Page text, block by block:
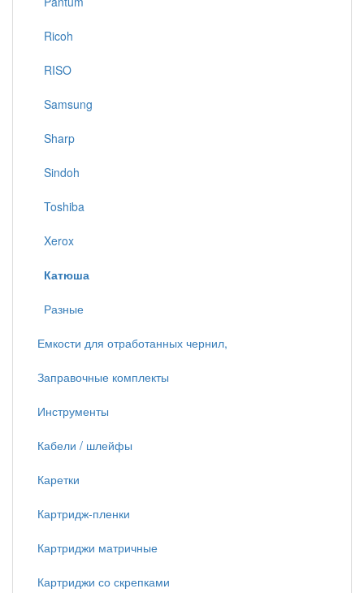
Ricoh
RISO
Samsung
Sharp
Sindoh
Toshiba
Xerox
Катюша
Разные
Емкости для отработанных чернил,
Заправочные комплекты
Инструменты
Кабели / шлейфы
Каретки
Картридж-пленки
Картриджи матричные
Картриджи со скрепками